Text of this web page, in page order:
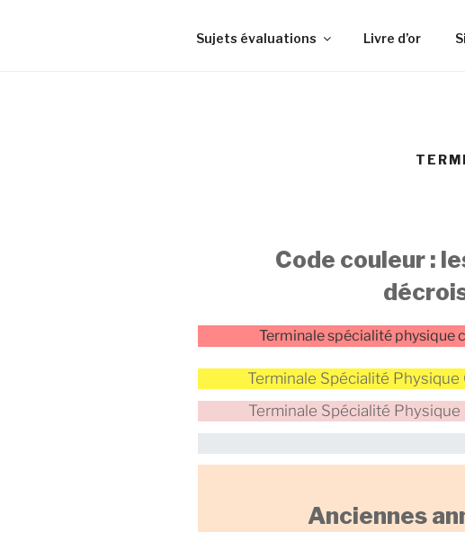
Sujets évaluations Livre d’or
Code couleur :
Terminale spécialité physique
Terminale Spécialité
Terminale Spécialité
Anciennes